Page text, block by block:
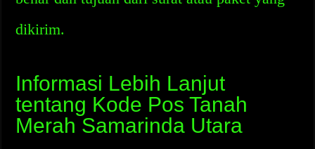
dikirim.
Informasi Lebih Lanjut
tentang Kode Pos Tanah
Merah Samarinda Utara